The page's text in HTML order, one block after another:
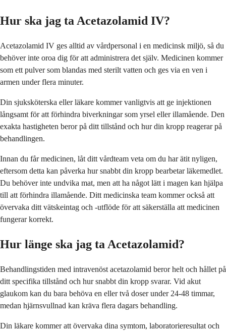
Hur ska jag ta Acetazolamid IV?
Acetazolamid IV ges alltid av vårdpersonal i en medicinsk miljö, så du
behöver inte oroa dig för att administrera det själv. Medicinen kommer
som ett pulver som blandas med sterilt vatten och ges via en ven i
armen under flera minuter.
Din sjuksköterska eller läkare kommer vanligtvis att ge injektionen
långsamt för att förhindra biverkningar som yrsel eller illamående. Den
exakta hastigheten beror på ditt tillstånd och hur din kropp reagerar på
behandlingen.
Innan du får medicinen, låt ditt vårdteam veta om du har ätit nyligen,
eftersom detta kan påverka hur snabbt din kropp bearbetar läkemedlet.
Du behöver inte undvika mat, men att ha något lätt i magen kan hjälpa
till att förhindra illamående. Ditt medicinska team kommer också att
övervaka ditt vätskeintag och -utflöde för att säkerställa att medicinen
fungerar korrekt.
Hur länge ska jag ta Acetazolamid?
Behandlingstiden med intravenöst acetazolamid beror helt och hållet på
ditt specifika tillstånd och hur snabbt din kropp svarar. Vid akut
glaukom kan du bara behöva en eller två doser under 24-48 timmar,
medan hjärnsvullnad kan kräva flera dagars behandling.
Din läkare kommer att övervaka dina symtom, laboratorieresultat och